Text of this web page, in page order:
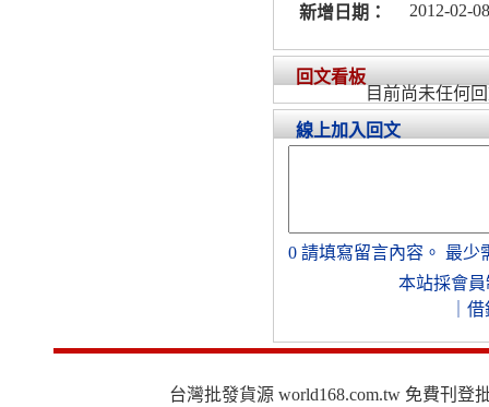
新增日期： 2012-02-
回文看板
目前尚未任何
線上加入回文
0 請填寫留言內容。 最少
本站採會員
借
台灣批發貨源 world168.com.tw 免費刊登